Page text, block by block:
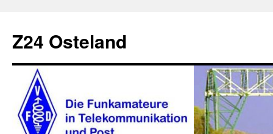
springen
Z24 Osteland